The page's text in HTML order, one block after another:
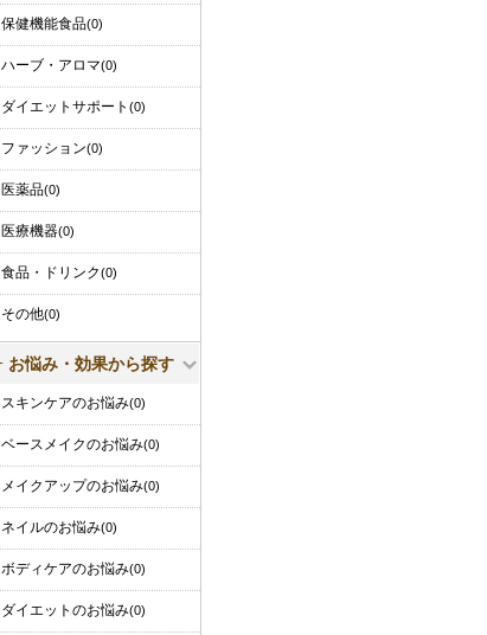
保健機能食品(0)
ハーブ・アロマ(0)
ダイエットサポート (0)
ファッション(0)
医薬品(0)
医療機器(0)
食品・ドリンク(0)
その他(0)
お悩み・効果から探す
スキンケアのお悩み(0)
ベースメイクのお悩み(0)
メイクアップのお悩み(0)
ネイルのお悩み(0)
ボディケアのお悩み(0)
ダイエットのお悩み(0)